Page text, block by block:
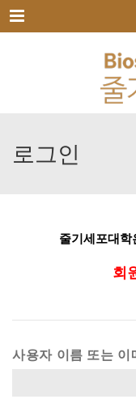
메뉴
로그인
줄기세포대학
회
사용자 이름 또는 이